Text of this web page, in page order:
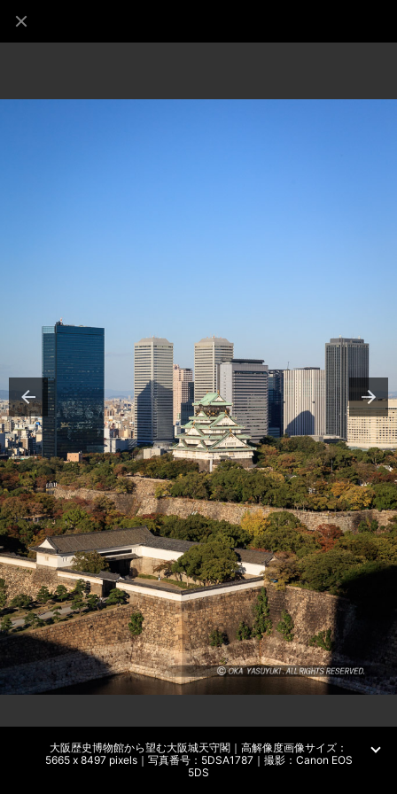
大阪歴史博物館から望む大阪城天守閣｜高解像度画像サイズ：
5665 x 8497 pixels｜写真番号：5DSA1787｜撮影：Canon EOS
5DS